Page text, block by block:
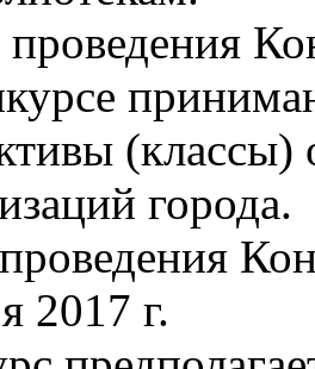
(классы)
города.
2017 г.